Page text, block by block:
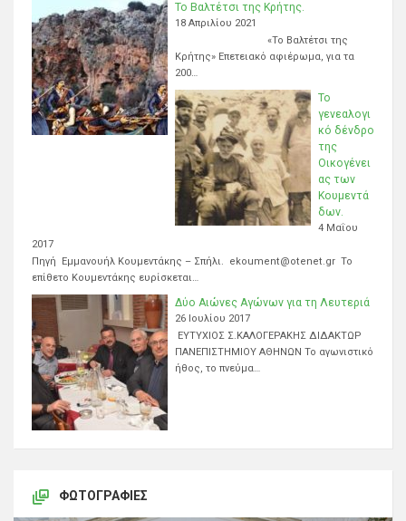
Το Βαλτέτσι της Κρήτης.
18 Απριλίου 2021
«Το Βαλτέτσι της
Κρήτης» Επετειακό αφιέρωμα, για τα
200…
Το
γενεαλογι
κό δένδρο
της
Οικογένει
ας των
Κουμεντά
δων.
4 Μαΐου
2017
Πηγή Εμμανουήλ Κουμεντάκης – Σπήλι. ekoument@otenet.gr Το
επίθετο Κουμεντάκης ευρίσκεται…
Δύο Αιώνες Αγώνων για τη Λευτεριά
26 Ιουλίου 2017
ΕΥΤΥΧΙΟΣ Σ.ΚΑΛΟΓΕΡΑΚΗΣ ΔΙΔΑΚΤΩΡ
ΠΑΝΕΠΙΣΤΗΜΙΟΥ ΑΘΗΝΩΝ Το αγωνιστικό
ήθος, το πνεύμα…
ΦΩΤΟΓΡΑΦΊΕΣ